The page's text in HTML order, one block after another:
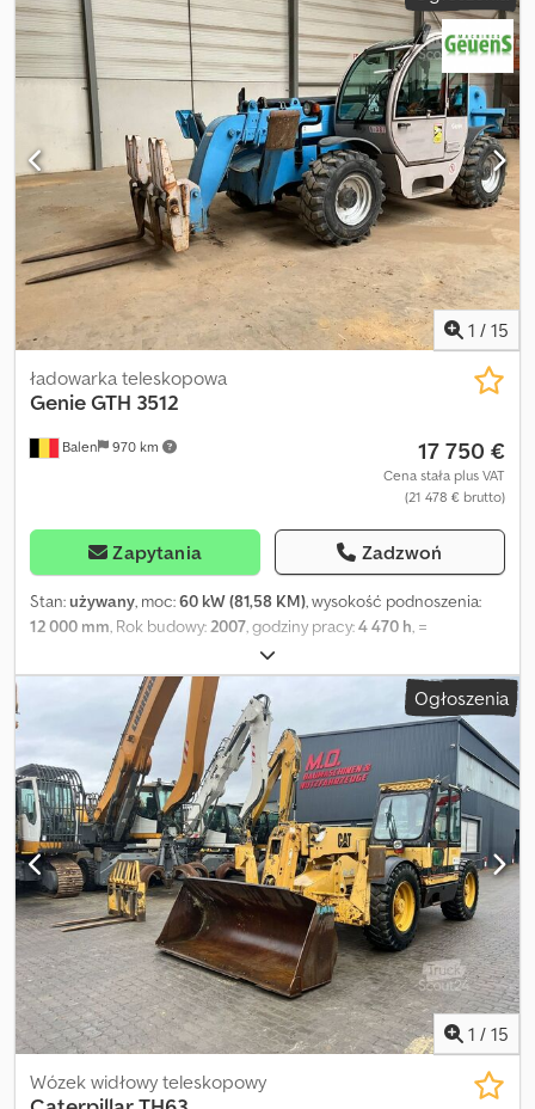
Geertem Geuensem.
1 / 15
Balen 970 km
ładowarka teleskopowa
GenieGTH 3512
17 750 €
Cena stała plus VAT
(21 478 € brutto)
Zapytania Zadzwoń
Stan:używany, moc:60 kW (81,58 KM), wysokość podnoszenia:
12 000 mm, Rok budowy:2007, godziny pracy:4 470 h, =
Dodatkowe opcje i akcesoria = - Wideł do załadunku = Więcej
informacji = Udźwig: 3500 kg Dcedpjzi Um Isfx Al Dok W celu
uzyskania dodatkowych informacji prosimy o kontakt z Geertem
Ogłoszenia
1 / 15
Wózek widłowy teleskopowy